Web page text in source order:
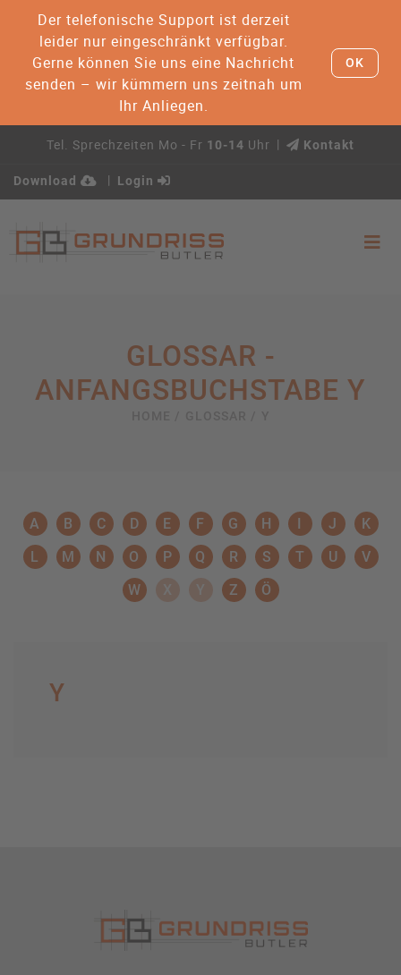
Der telefonische Support ist derzeit
leider nur eingeschränkt verfügbar.
Gerne können Sie uns eine Nachricht
senden – wir kümmern uns zeitnah um
Ihr Anliegen.
OK
Tel. Sprechzeiten Mo - Fr 10-14 Uhr Kontakt
Download Login
GLOSSAR -
ANFANGSBUCHSTABE Y
A B C D E F G H I J
K
L
M N O P Q R S T U
V
W
X Y Z Ö
Y